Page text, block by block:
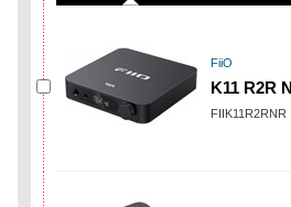
FiiO
K11 R2R
FIIK11R2RNR